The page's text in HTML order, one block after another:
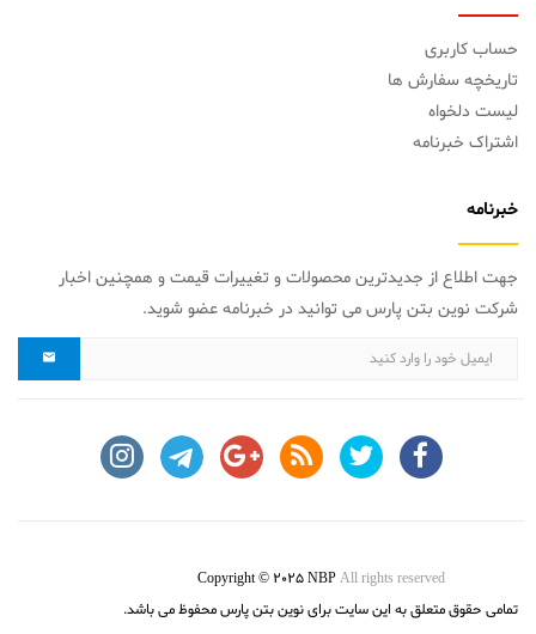
حساب کاربری
تاریخچه سفارش ها
لیست دلخواه
اشتراک خبرنامه
خبرنامه
جهت اطلاع از جدیدترین محصولات و تغییرات قیمت و همچنین اخبار
شرکت نوین بتن پارس می توانید در خبرنامه عضو شوید.
Copyright © 2025 NBPAll rights reserved
تمامی حقوق متعلق به این سایت برای نوین بتن پارس محفوظ می باشد.